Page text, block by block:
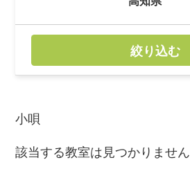
絞り込む
小唄
該当する教室は見つかりません